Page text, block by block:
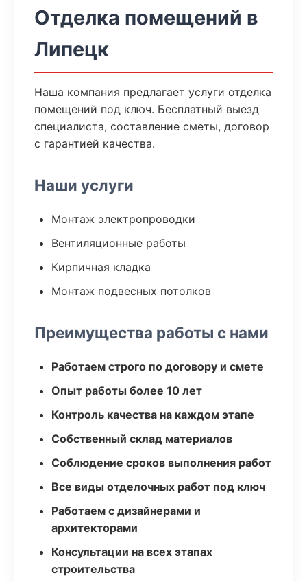
Отделка помещений в
Липецк
Наша компания предлагает услуги отделка
помещений под ключ. Бесплатный выезд
специалиста, составление сметы, договор
с гарантией качества.
Наши услуги
Монтаж электропроводки
Вентиляционные работы
Кирпичная кладка
Монтаж подвесных потолков
Преимущества работы с нами
Работаем строго по договору и смете
Опыт работы более 10 лет
Контроль качества на каждом этапе
Собственный склад материалов
Соблюдение сроков выполнения работ
Все виды отделочных работ под ключ
Работаем с дизайнерами и
архитекторами
Консультации на всех этапах
строительства